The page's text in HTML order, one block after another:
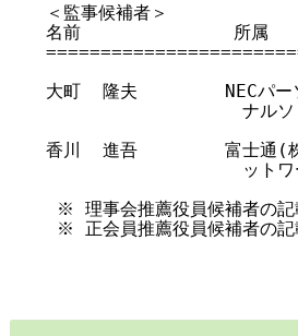
＜監事候補者＞
名前              所
大町  隆夫        NECパー
ナルソリ
香川  進吾        富士通(株)
ットワー
※ 理事会推薦役員候補者の記
※ 正会員推薦役員候補者の記